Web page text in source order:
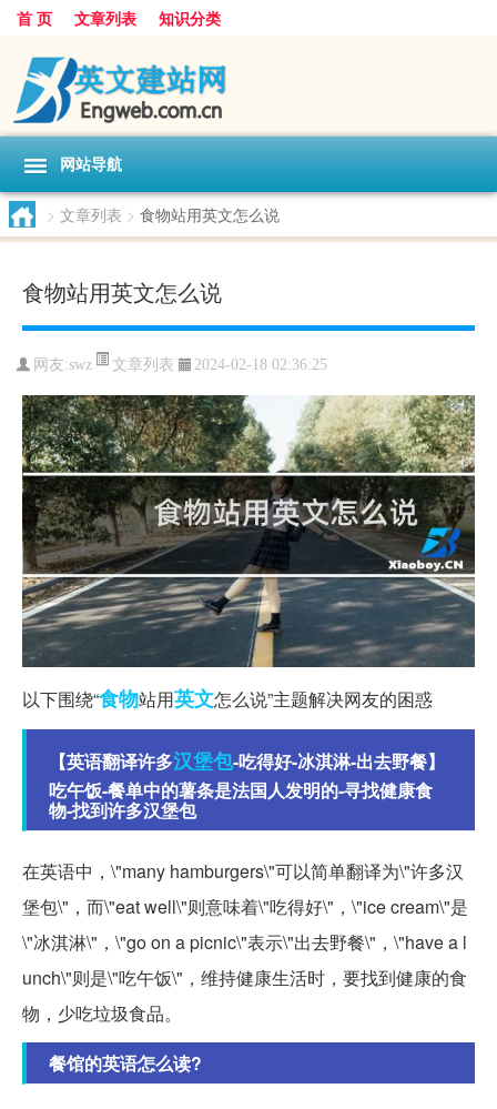
首 页 文章列表 知识分类
网站导航
> 文章列表 > 食物站用英文怎么说
食物站用英文怎么说
网友:swz 文章列表 2024-02-18 02:36:25
以下围绕“食物站用英文怎么说”主题解决网友的困惑
【英语翻译许多汉堡包-吃得好-冰淇淋-出去野餐】
吃午饭-餐单中的薯条是法国人发明的-寻找健康食
物-找到许多汉堡包
在英语中，\"many hamburgers\"可以简单翻译为\"许多汉
堡包\"，而\"eat well\"则意味着\"吃得好\"，\"ice cream\"是
\"冰淇淋\"，\"go on a picnic\"表示\"出去野餐\"，\"have a l
unch\"则是\"吃午饭\"，维持健康生活时，要找到健康的食
物，少吃垃圾食品。
餐馆的英语怎么读?